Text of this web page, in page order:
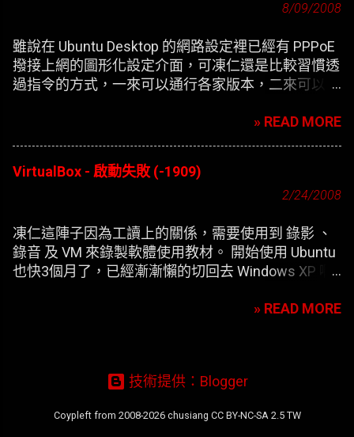
8/09/2008
雖說在 Ubuntu Desktop 的網路設定裡已經有 PPPoE
撥接上網的圖形化設定介面，可凍仁還是比較習慣透
過指令的方式，一來可以通行各家版本，二來可以在
» READ MORE
VirtualBox - 啟動失敗 (-1909)
2/24/2008
凍仁這陣子因為工讀上的關係，需要使用到 錄影 、
錄音 及 VM 來錄製軟體使用教材。 開始使用 Ubuntu
也快3個月了，已經漸漸懶的切回去 Windows XP 啊
案。 一開始要安裝 VirtualBox 凍仁是使用應用程式選
» READ MORE
技術提供：Blogger
Coypleft from 2008-2026 chusiang CC BY-NC-SA 2.5 TW